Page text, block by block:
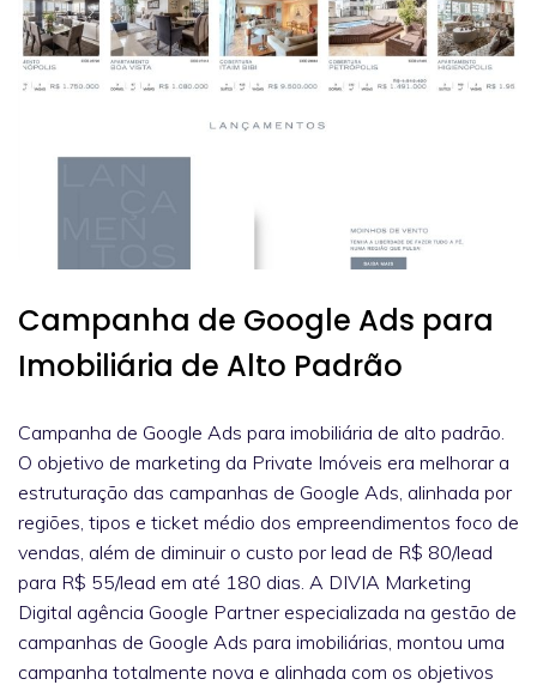
Campanha de Google Ads para
Imobiliária de Alto Padrão
Campanha de Google Ads para imobiliária de alto padrão.
O objetivo de marketing da Private Imóveis era melhorar a
estruturação das campanhas de Google Ads, alinhada por
regiões, tipos e ticket médio dos empreendimentos foco de
vendas, além de diminuir o custo por lead de R$ 80/lead
para R$ 55/lead em até 180 dias. A DIVIA Marketing
Digital agência Google Partner especializada na gestão de
campanhas de Google Ads para imobiliárias, montou uma
campanha totalmente nova e alinhada com os objetivos